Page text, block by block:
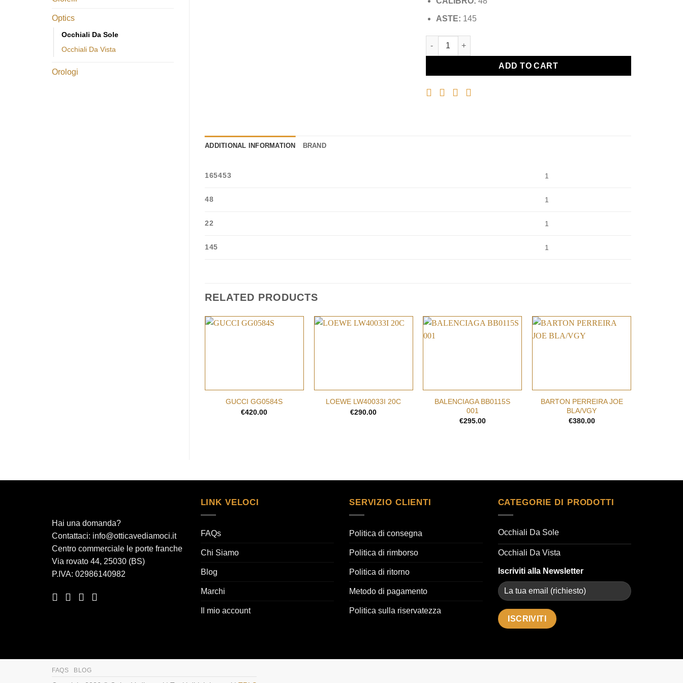
Optics
Occhiali Da Sole
Occhiali Da Vista
Orologi
ASTE: 145
OLIVER PEOPLE 5413SU 165453 quantity
ADD TO CART
ADDITIONAL INFORMATION BRAND
165453 1
48 1
22 1
145 1
RELATED PRODUCTS
GUCCI GG0584S
€420.00
LOEWE LW40033I 20C
€290.00
BALENCIAGA BB0115S
001
€295.00
BARTON PERREIRA JOE
BLA/VGY
€380.00
Hai una domanda?
Contattaci: info@otticavediamoci.it
Centro commerciale le porte franche
Via rovato 44, 25030 (BS)
P.IVA: 02986140982
LINK VELOCI
FAQs
Chi Siamo
Blog
Marchi
Il mio account
SERVIZIO CLIENTI
Politica di consegna
Politica di rimborso
Politica di ritorno
Metodo di pagamento
Politica sulla riservatezza
CATEGORIE DI PRODOTTI
Occhiali Da Sole
Occhiali Da Vista
Iscriviti alla Newsletter
FAQS BLOG